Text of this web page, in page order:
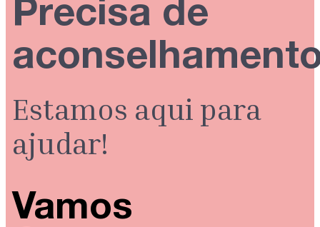
Precisa de
Estamos aqui para
ajudar!
Vamos